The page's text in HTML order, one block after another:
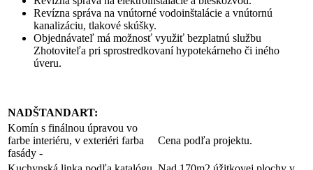
Revízna správa na vnútorné vodoinštalácie a vnútornú
kanalizáciu, tlakové skúšky.
Objednávateľ má možnosť využiť bezplatnú službu
Zhotoviteľa pri sprostredkovaní hypotekárneho či iného
úveru.
NADŠTANDART:
Komín s finálnou úpravou vo
farbe interiéru, v exteriéri farba
fasády -
Cena podľa projektu.